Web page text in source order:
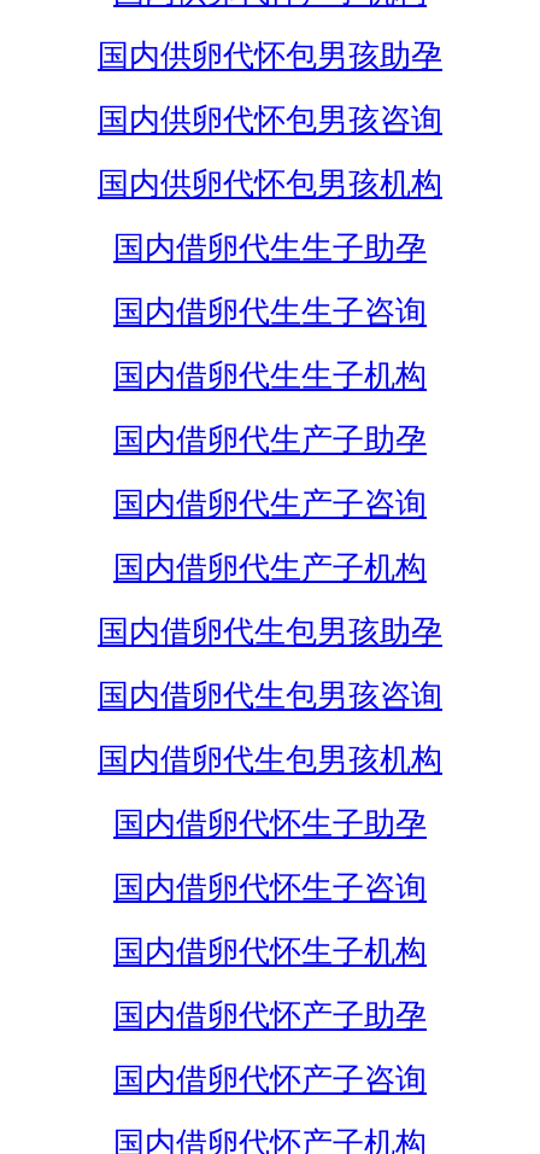
国内供卵代怀包男孩助孕
国内供卵代怀包男孩咨询
国内供卵代怀包男孩机构
国内借卵代生生子助孕
国内借卵代生生子咨询
国内借卵代生生子机构
国内借卵代生产子助孕
国内借卵代生产子咨询
国内借卵代生产子机构
国内借卵代生包男孩助孕
国内借卵代生包男孩咨询
国内借卵代生包男孩机构
国内借卵代怀生子助孕
国内借卵代怀生子咨询
国内借卵代怀生子机构
国内借卵代怀产子助孕
国内借卵代怀产子咨询
国内借卵代怀产子机构